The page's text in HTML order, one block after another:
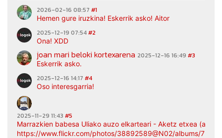
2026-02-16 08:57 #1
Hemen gure iruzkina! Eskerrik asko! Aitor
2025-12-19 07:54#2
Ona! XDD
joan mari beloki kortexarena 2025-12-16 16:49 #3
Eskerrik asko.
2025-12-16 14:17 #4
Oso interesgarria!
2025-11-29 11:43 #5
Marrazkien babesa Uliako auzo elkarteari - Aketz etxea
https://www.flickr.com/photos/38892589@N02/albums/